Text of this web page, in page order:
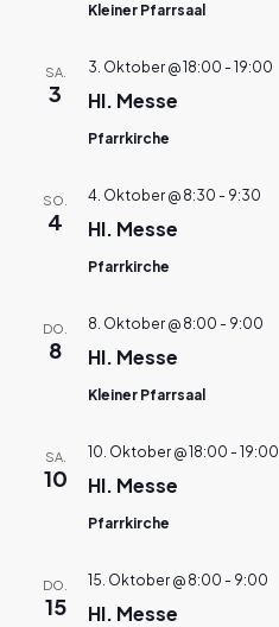
Kleiner Pfarrsaal
SA.
3 Hl. Messe
3. Oktober @ 18:00 - 19:00
Pfarrkirche
SO.
4 Hl. Messe
4. Oktober @ 8:30 - 9:30
Pfarrkirche
DO.
8 Hl. Messe
8. Oktober @ 8:00 - 9:00
Kleiner Pfarrsaal
SA.
10 Hl. Messe
10. Oktober @ 18:00 - 19:00
Pfarrkirche
DO.
15 Hl. Messe
15. Oktober @ 8:00 - 9:00